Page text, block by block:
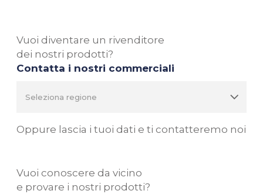
Vuoi diventare un rivenditore
dei nostri prodotti?
Contatta i nostri commerciali
Oppure lascia i tuoi dati e ti contatteremo noi
Vuoi conoscere da vicino
e provare i nostri prodotti?